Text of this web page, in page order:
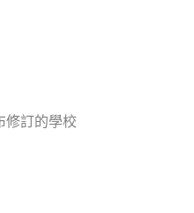
修訂的學校